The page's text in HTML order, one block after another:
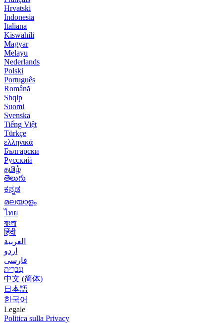
Hrvatski
Indonesia
Italiana
Kiswahili
Magyar
Melayu
Nederlands
Polski
Português
Română
Shqip
Suomi
Svenska
Tiếng Việt
Türkçe
ελληνικά
Български
Русский
தமிழ்
తెలుగు
ಕನ್ನಡ
മലയാളം
ไทย
বাংলা
हिंदी
العربية
اردو
فارسی
עִברִית
中文 (简体)
日本語
한국어
Legale
Politica sulla Privacy